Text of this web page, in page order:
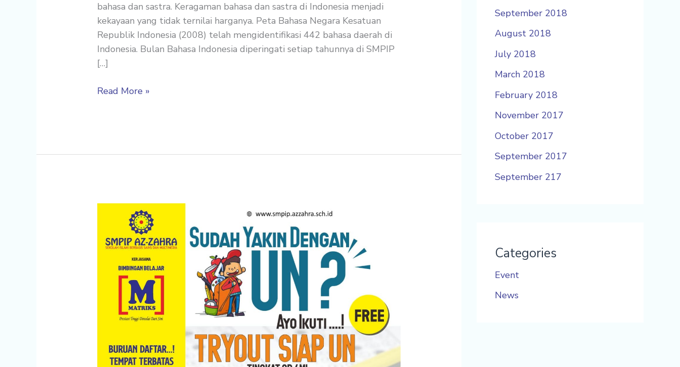
bahasa dan sastra. Keragaman bahasa dan sastra di Indonesia menjadi
kekayaan yang tidak ternilai harganya. Peta Bahasa Negara Kesatuan
Republik Indonesia (2008) telah mengidentifikasi 442 bahasa daerah di
Indonesia. Bulan Bahasa Indonesia diperingati setiap tahunnya di SMPIP
[…]
Read More »
KEGIATAN
OUT
USBN
TINGKAT
DEPOK-
PAMULANG
2019
September 2018
August 2018
July 2018
March 2018
February 2018
November 2017
October 2017
September 2017
September 217
Categories
Event
News